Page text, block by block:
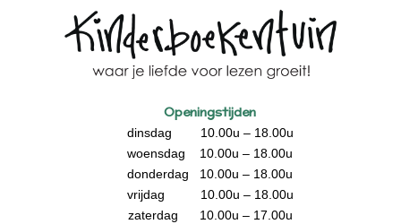
Openingstijden
dinsdag 10.00u – 18.00u
woensdag 10.00u – 18.00u
donderdag 10.00u – 18.00u
vrijdag 10.00u – 18.00u
zaterdag 10.00u – 17.00u